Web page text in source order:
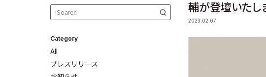
Category
All
プレスリリース
輔が登壇いたし
2023.02.07